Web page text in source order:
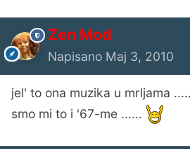
Zen Mod
Napisano Maj 3, 2010
jel' to ona muzika u mrljama
smo mi to i '67-me ......